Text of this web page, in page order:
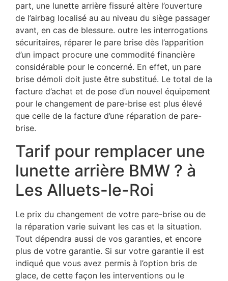
part, une lunette arrière fissuré altère l’ouverture
de l’airbag localisé au au niveau du siège passager
avant, en cas de blessure. outre les interrogations
sécuritaires, réparer le pare brise dès l’apparition
d’un impact procure une commodité financière
considérable pour le concerné. En effet, un pare
brise démoli doit juste être substitué. Le total de la
facture d’achat et de pose d’un nouvel équipement
pour le changement de pare-brise est plus élevé
que celle de la facture d’une réparation de pare-
brise.
Tarif pour remplacer une
lunette arrière BMW ? à
Les Alluets-le-Roi
Le prix du changement de votre pare-brise ou de
la réparation varie suivant les cas et la situation.
Tout dépendra aussi de vos garanties, et encore
plus de votre garantie. Si sur votre garantie il est
indiqué que vous avez permis à l’option bris de
glace, de cette façon les interventions ou le